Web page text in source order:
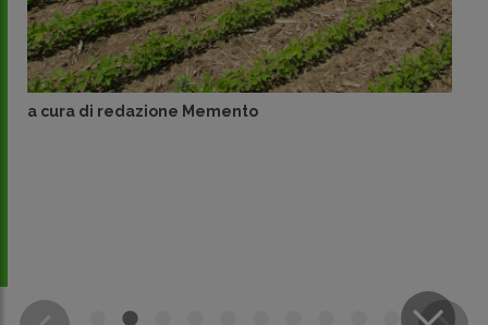
CONDIVIDI
a cura di redazione Memento